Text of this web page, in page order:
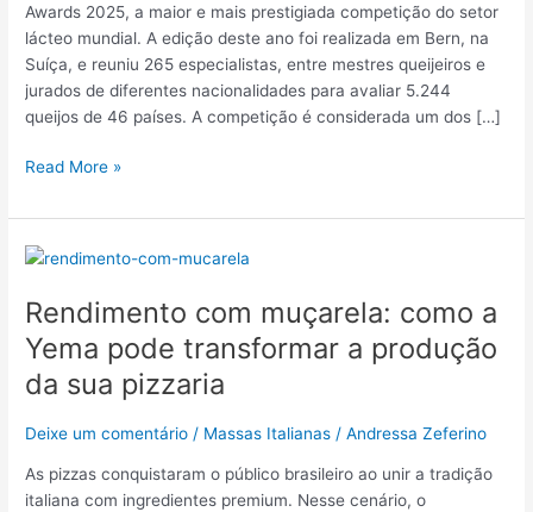
Awards 2025, a maior e mais prestigiada competição do setor
lácteo mundial. A edição deste ano foi realizada em Bern, na
Suíça, e reuniu 265 especialistas, entre mestres queijeiros e
jurados de diferentes nacionalidades para avaliar 5.244
queijos de 46 países. A competição é considerada um dos […]
Read More »
Rendimento com muçarela: como a
Yema pode transformar a produção
da sua pizzaria
Deixe um comentário / Massas Italianas /Andressa Zeferino
As pizzas conquistaram o público brasileiro ao unir a tradição
italiana com ingredientes premium. Nesse cenário, o
Rendimento
muçarela:
como
a
Yema
transformar
a
produção